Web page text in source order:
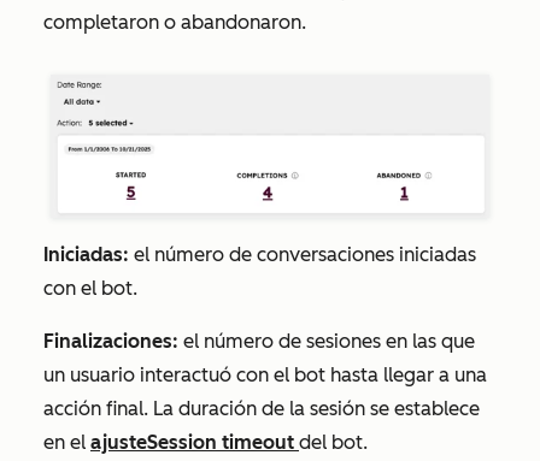
completaron o abandonaron.
Iniciadas: el número de conversaciones iniciadas
con el bot.
Finalizaciones: el número de sesiones en las que
un usuario interactuó con el bot hasta llegar a una
acción final. La duración de la sesión se establece
en el ajusteSession timeout del bot.